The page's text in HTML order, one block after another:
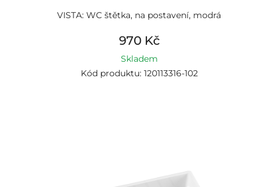
VISTA: WC štětka, na postavení, modrá
970 Kč
Skladem
Kód produktu: 120113316-102